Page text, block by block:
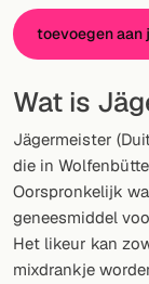
Smoothies
Alcoholvrij
Mijn drank
Galerij
Willekeurig
Voeg hier uw
toevoegen aan
Wat is
Jägermeister
die in
Oorspronkelijk
geneesmiddel
Het likeur kan
mixdrankje